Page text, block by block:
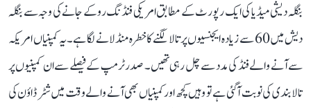
بنگلہ دیشی میڈیا کی ایک رپورٹ کے مطابق امریکی فنڈنگ روکے جانے کی وجہ سے بنگلہ
دیش میں 60 سے زیادہ ایجنسیوں پر تالا لگنے کا خطرہ منڈلانے لگا ہے۔ یہ کمپنیاں امریکہ
سے آنے والے فنڈ کی مدد سے چل رہی تھیں۔ صدر ٹرمپ کے فیصلے سے ان کمپنیوں پر
تالا بندی کی نوبت آ گئی ہے تو وہیں کچھ اور کمپنیاں بھی آنے والے وقت میں شٹر ڈاؤن کی